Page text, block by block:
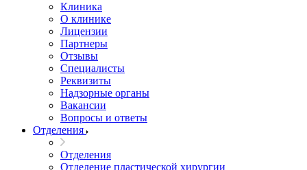
Клиника
О клинике
Лицензии
Партнеры
Отзывы
Специалисты
Реквизиты
Надзорные органы
Вакансии
Вопросы и ответы
Отделения
Отделения
Отделение пластической хирургии